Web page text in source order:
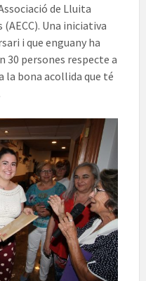
de Lluita
Una iniciativa
i que enguany ha
persones respecte a
la bona acollida que té